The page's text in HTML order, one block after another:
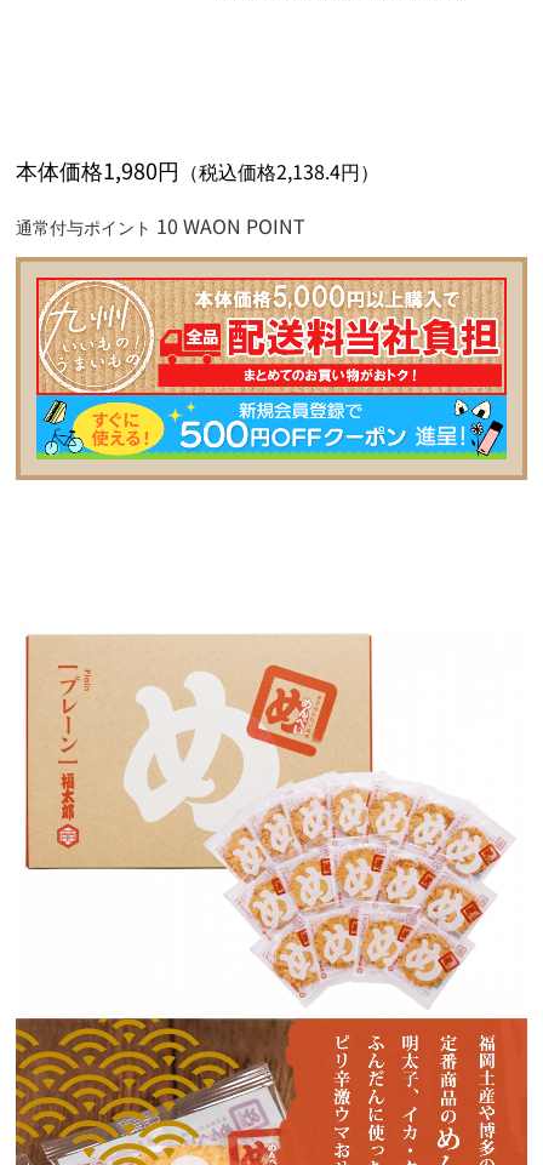
本体価格1,980円 （税込価格2,138.4円）
通常付与ポイント 10 WAON POINT